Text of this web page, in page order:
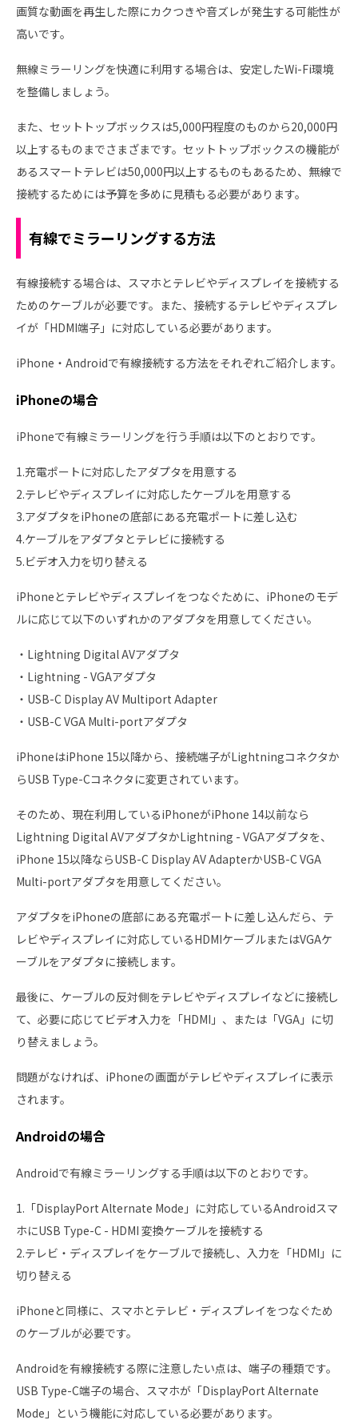
画質な動画を再生した際にカクつきや音ズレが発生する可能性が
高いです。
無線ミラーリングを快適に利用する場合は、安定したWi-Fi環境
を整備しましょう。
また、セットトップボックスは5,000円程度のものから20,000円
以上するものまでさまざまです。セットトップボックスの機能が
あるスマートテレビは50,000円以上するものもあるため、無線で
接続するためには予算を多めに見積もる必要があります。
有線でミラーリングする方法
有線接続する場合は、スマホとテレビやディスプレイを接続する
ためのケーブルが必要です。また、接続するテレビやディスプレ
イが「HDMI端子」に対応している必要があります。
iPhone・Androidで有線接続する方法をそれぞれご紹介します。
iPhoneの場合
iPhoneで有線ミラーリングを行う手順は以下のとおりです。
1.充電ポートに対応したアダプタを用意する
2.テレビやディスプレイに対応したケーブルを用意する
3.アダプタをiPhoneの底部にある充電ポートに差し込む
4.ケーブルをアダプタとテレビに接続する
5.ビデオ入力を切り替える
iPhoneとテレビやディスプレイをつなぐために、iPhoneのモデ
ルに応じて以下のいずれかのアダプタを用意してください。
・Lightning Digital AVアダプタ
・Lightning - VGAアダプタ
・USB-C Display AV Multiport Adapter
・USB-C VGA Multi-portアダプタ
iPhoneはiPhone 15以降から、接続端子がLightningコネクタか
らUSB Type-Cコネクタに変更されています。
そのため、現在利用しているiPhoneがiPhone 14以前なら
Lightning Digital AVアダプタかLightning - VGAアダプタを、
iPhone 15以降ならUSB-C Display AV AdapterかUSB-C VGA
Multi-portアダプタを用意してください。
アダプタをiPhoneの底部にある充電ポートに差し込んだら、テ
レビやディスプレイに対応しているHDMIケーブルまたはVGAケ
ーブルをアダプタに接続します。
最後に、ケーブルの反対側をテレビやディスプレイなどに接続し
て、必要に応じてビデオ入力を「HDMI」、または「VGA」に切
り替えましょう。
問題がなければ、iPhoneの画面がテレビやディスプレイに表示
されます。
Androidの場合
Androidで有線ミラーリングする手順は以下のとおりです。
1.「DisplayPort Alternate Mode」に対応しているAndroidスマ
ホにUSB Type-C - HDMI 変換ケーブルを接続する
2.テレビ・ディスプレイをケーブルで接続し、入力を「HDMI」に
切り替える
iPhoneと同様に、スマホとテレビ・ディスプレイをつなぐため
のケーブルが必要です。
Androidを有線接続する際に注意したい点は、端子の種類です。
USB Type-C端子の場合、スマホが「DisplayPort Alternate
Mode」という機能に対応している必要があります。